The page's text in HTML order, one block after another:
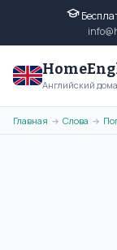
Английский дома
Главная → Слова →